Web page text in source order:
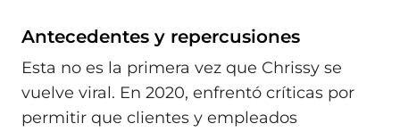
Antecedentes y repercusiones
Esta no es la primera vez que Chrissy se
vuelve viral. En 2020, enfrentó críticas por
permitir que clientes y empleados